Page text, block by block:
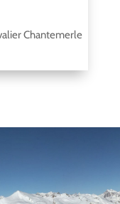
Chantemerle